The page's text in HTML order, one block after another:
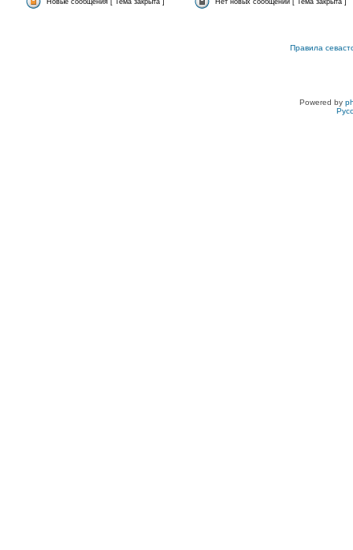
Новые сообщения [ Тема закрыта ] Нет новых сообщений [ Тема закрыта ]
Правила
Powered by